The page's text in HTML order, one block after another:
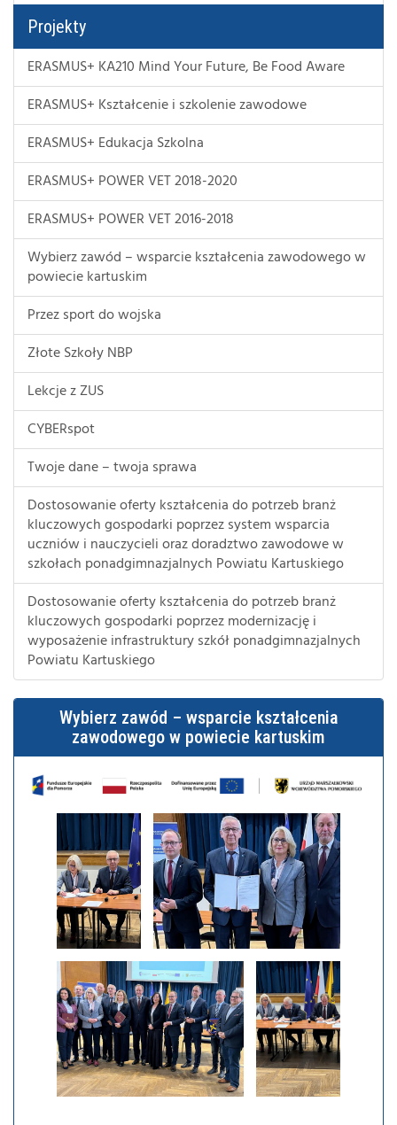
Projekty
ERASMUS+ KA210 Mind Your Future, Be Food Aware
ERASMUS+ Kształcenie i szkolenie zawodowe
ERASMUS+ Edukacja Szkolna
ERASMUS+ POWER VET 2018-2020
ERASMUS+ POWER VET 2016-2018
Wybierz zawód – wsparcie kształcenia zawodowego w
powiecie kartuskim
Przez sport do wojska
Złote Szkoły NBP
Lekcje z ZUS
CYBERspot
Twoje dane – twoja sprawa
Dostosowanie oferty kształcenia do potrzeb branż
kluczowych gospodarki poprzez system wsparcia
uczniów i nauczycieli oraz doradztwo zawodowe w
szkołach ponadgimnazjalnych Powiatu Kartuskiego
Dostosowanie oferty kształcenia do potrzeb branż
kluczowych gospodarki poprzez modernizację i
wyposażenie infrastruktury szkół ponadgimnazjalnych
Powiatu Kartuskiego
Wybierz zawód – wsparcie kształcenia
zawodowego w powiecie kartuskim